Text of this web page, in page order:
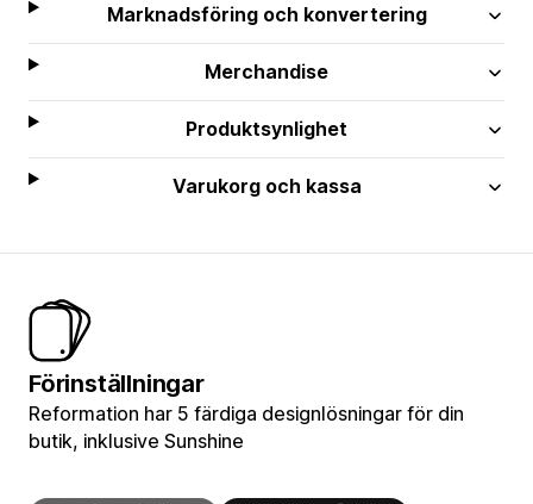
Marknadsföring och konvertering
Merchandise
Produktsynlighet
Varukorg och kassa
Förinställningar
Reformation har 5 färdiga designlösningar för din
butik, inklusive Sunshine